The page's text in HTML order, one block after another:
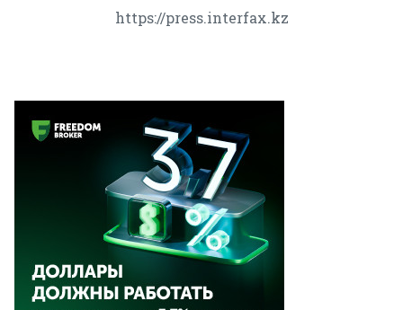
https://press.interfax.kz